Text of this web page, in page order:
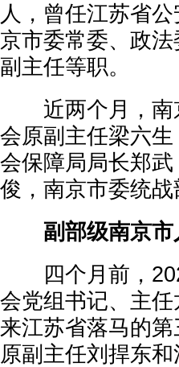
人，曾任江苏省
京市委常委、政
副主任等职。
近两个月，南
会原副主任梁六
会保障局局长郑
俊，南京市委统
副部级南京
四个月前，
会党组书记、主
来江苏省落马的
原副主任刘捍东